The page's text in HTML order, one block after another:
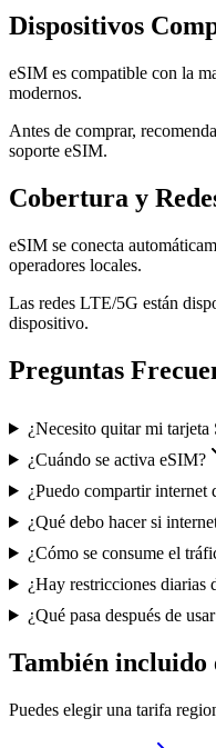
Dispositivos
eSIM es compatible con la
modernos.
Antes de comprar,
soporte eSIM.
Cobertura y
eSIM se conecta
operadores locales.
Las redes LTE/5G están
dispositivo.
Preguntas
¿Necesito quitar mi
¿Cuándo se activa eSIM?
¿Puedo compartir internet
¿Qué debo hacer si
¿Cómo se consume el
¿Hay restricciones diarias
¿Qué pasa después de
También incluido
Puedes elegir una tarifa